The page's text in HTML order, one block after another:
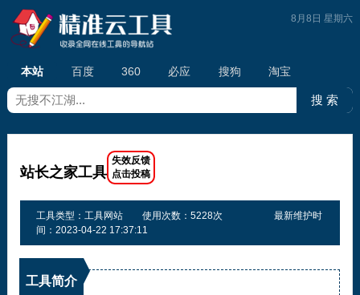
本站 百度 360 必应 搜狗 淘宝
8月8日 星期六
站长之家工具
工具类型：工具网站 使用次数：5228次
最新维护时
间：2023-04-22 17:37:11
工具简介